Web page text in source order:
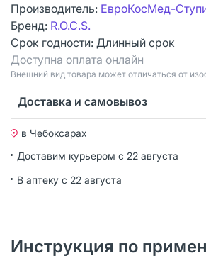
Производитель: ЕвроКосМед-
Бренд: R.O.C.S.
Срок годности: Длинный срок
Доступна оплата онлайн
Bнешний вид товара может отличаться от
Доставка и самовывоз
в Чебоксарах
Доставим курьером с 22 августа
В аптеку с 22 августа
Инструкция по